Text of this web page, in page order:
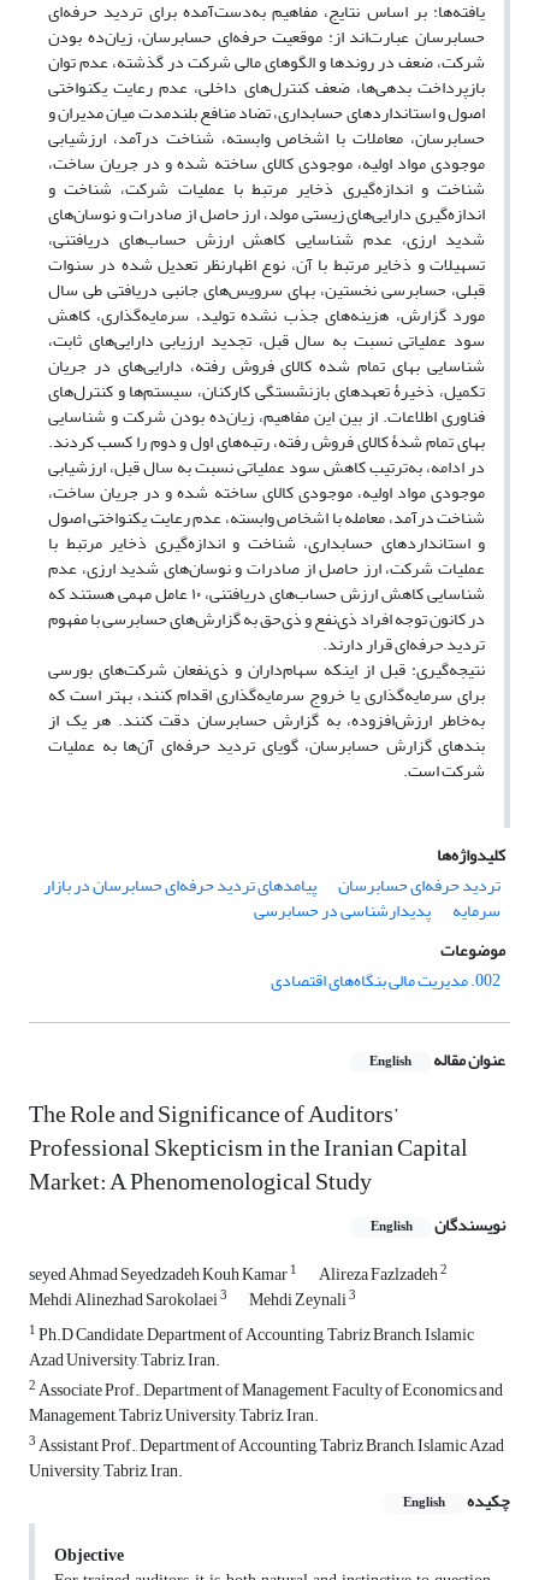
یافته‌ها: بر اساس نتایج، مفاهیم به‌دست‌آمده برای تردید حرفه‌ای
حسابرسان عبارت‌اند از: موقعیت حرفه‌ای حسابرسان، زیان‌ده بودن
شرکت، ضعف در روندها و الگوهای مالی شرکت در گذشته، عدم توان
بازپرداخت بدهی‌ها، ضعف کنترل‌های داخلی، عدم رعایت یکنواختی
اصول و استانداردهای حسابداری، تضاد منافع بلندمدت میان مدیران و
حسابرسان، معاملات با اشخاص وابسته، شناخت درآمد، ارزشیابی
موجودی مواد اولیه، موجودی کالای ساخته شده و در جریان ساخت،
شناخت و اندازه‌گیری ذخایر مرتبط با عملیات شرکت، شناخت و
اندازه‌گیری دارایی‌های زیستی مولد، ارز حاصل از صادرات و نوسان‌های
شدید ارزی، عدم شناسایی کاهش ارزش حساب‌های دریافتنی،
تسهیلات و ذخایر مرتبط با آن، نوع اظهارنظر تعدیل شده در سنوات
قبلی، حسابرسی نخستین، بهای سرویس‌های جانبی دریافتی طی سال
مورد گزارش، هزینه‌های جذب نشده تولید، سرمایه‌گذاری، کاهش
سود عملیاتی نسبت به سال قبل، تجدید ارزیابی دارایی‌های ثابت،
شناسایی بهای تمام شده کالای فروش رفته، دارایی‌های در جریان
تکمیل، ذخیرۀ تعهدهای بازنشستگی کارکنان، سیستم‌ها و کنترل‌های
فناوری اطلاعات. از بین این مفاهیم، زیان‌ده بودن شرکت و شناسایی
بهای تمام شدۀ کالای فروش رفته، رتبه‌های اول و دوم را کسب کردند.
در ادامه، به‌ترتیب کاهش سود عملیاتی نسبت به سال قبل، ارزشیابی
موجودی مواد اولیه، موجودی کالای ساخته شده و در جریان ساخت،
شناخت درآمد، معامله با اشخاص وابسته، عدم رعایت یکنواختی اصول
و استانداردهای حسابداری، شناخت و اندازه‌گیری ذخایر مرتبط با
عملیات شرکت، ارز حاصل از صادرات و نوسان‌های شدید ارزی، عدم
شناسایی کاهش ارزش حساب‌های دریافتنی، ۱۰ عامل مهمی هستند که
در کانون توجه افراد ذی‌نفع و ذی‌حق به گزارش‌های حسابرسی با مفهوم
تردید حرفه‌ای قرار دارند.
نتیجه‌گیری: قبل از اینکه سهام‌داران و ذی‌نفعان شرکت‌های بورسی
برای سرمایه‌گذاری یا خروج سرمایه‌گذاری اقدام کنند، بهتر است که
به‌خاطر ارزش‌افزوده، به گزارش حسابرسان دقت کنند. هر یک از
بندهای گزارش حسابرسان، گویای تردید حرفه‌ای آن‌ها به عملیات
شرکت است.
کلیدواژه‌ها
تردید حرفه‌ای حسابرسان
پیامدهای تردید حرفه‌ای حسابرسان در بازار
سرمایه
پدیدارشناسی در حسابرسی
موضوعات
002. مدیریت مالی بنگاه‌های اقتصادی
عنوان مقاله English
The Role and Significance of Auditors’
Professional Skepticism in the Iranian Capital
Market: A Phenomenological Study
نویسندگان English
seyed Ahmad Seyedzadeh Kouh Kamar1 Alireza Fazlzadeh2
Mehdi Alinezhad Sarokolaei3 Mehdi Zeynali3
1Ph.D Candidate, Department of Accounting, Tabriz Branch, Islamic
Azad University, Tabriz, Iran.
2Associate Prof., Department of Management, Faculty of Economics and
Management, Tabriz University, Tabriz, Iran.
3Assistant Prof., Department of Accounting, Tabriz Branch, Islamic Azad
University, Tabriz, Iran.
چکیده
English
Objective